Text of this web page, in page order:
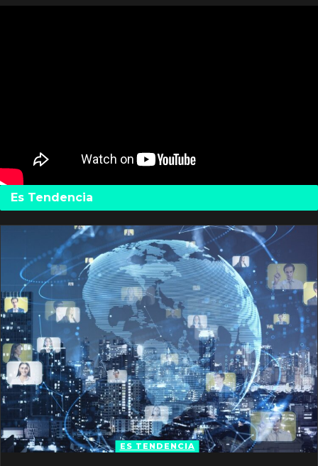
Es Tendencia
ES TENDENCIA